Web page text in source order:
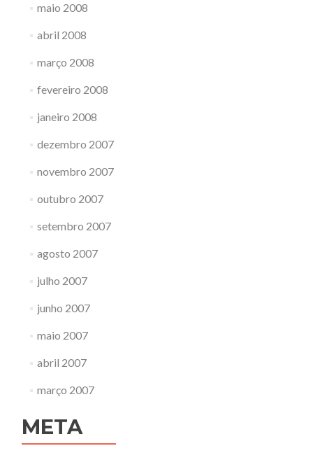
maio 2008
abril 2008
março 2008
fevereiro 2008
janeiro 2008
dezembro 2007
novembro 2007
outubro 2007
setembro 2007
agosto 2007
julho 2007
junho 2007
maio 2007
abril 2007
março 2007
META